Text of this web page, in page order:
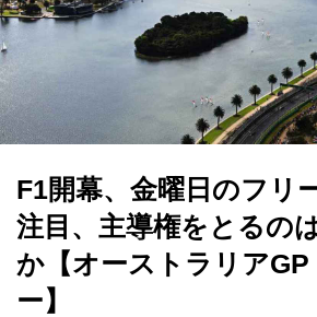
F1開幕、金曜日のフリ
注目、主導権をとるの
か【オーストラリアGP
ー】